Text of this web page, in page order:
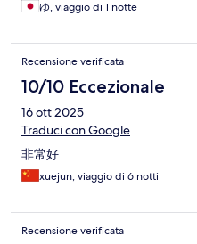
ゆ, viaggio di 1 notte
Recensione verificata
10/10 Eccezionale
16 ott 2025
Traduci con Google
非常好
xuejun, viaggio di 6 notti
Recensione verificata